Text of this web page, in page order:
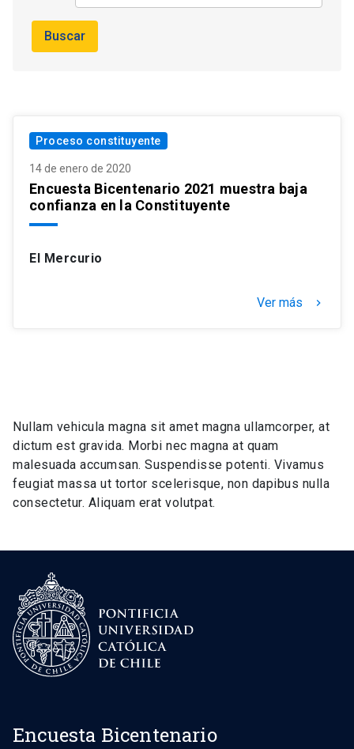
Buscar
Proceso constituyente
14 de enero de 2020
Encuesta Bicentenario 2021 muestra baja
confianza en la Constituyente
El Mercurio
Ver más keyboard_arrow_right
Nullam vehicula magna sit amet magna ullamcorper, at
dictum est gravida. Morbi nec magna at quam
malesuada accumsan. Suspendisse potenti. Vivamus
feugiat massa ut tortor scelerisque, non dapibus nulla
consectetur. Aliquam erat volutpat.
Encuesta Bicentenario